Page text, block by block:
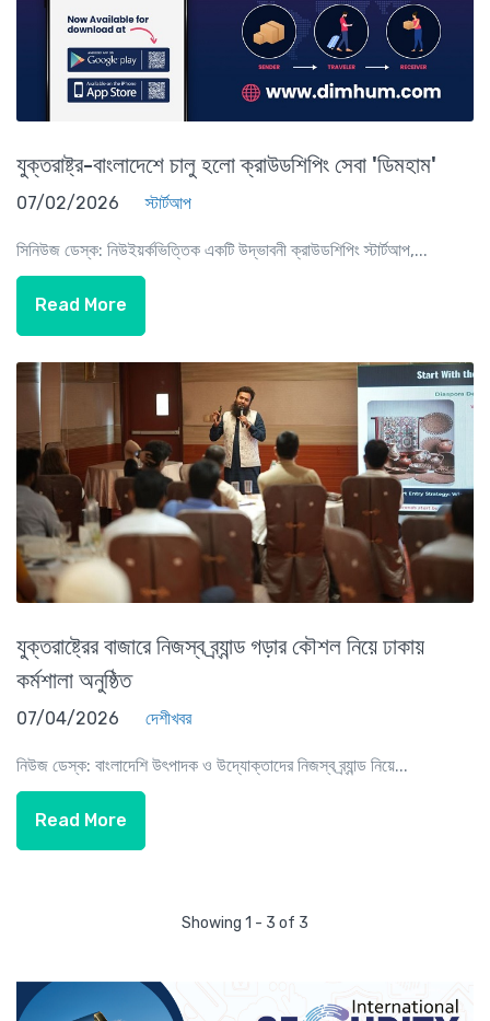
যুক্তরাষ্ট্র-বাংলাদেশে চালু হলো ক্রাউডশিপিং সেবা 'ডিমহাম'
07/02/2026 স্টার্টআপ
সিনিউজ ডেস্ক: নিউইয়র্কভিত্তিক একটি উদ্ভাবনী ক্রাউডশিপিং স্টার্টআপ,...
Read More
যুক্তরাষ্ট্রের বাজারে নিজস্ব ব্র্যান্ড গড়ার কৌশল নিয়ে ঢাকায়
কর্মশালা অনুষ্ঠিত
07/04/2026 দেশীখবর
নিউজ ডেস্ক: বাংলাদেশি উৎপাদক ও উদ্যোক্তাদের নিজস্ব ব্র্যান্ড নিয়ে...
Read More
Showing 1 - 3 of 3